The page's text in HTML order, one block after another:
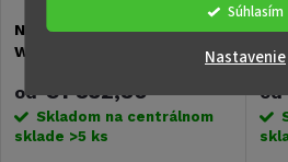
Súhlasím
Nastavenie
Nafukovací predstan
Westfield CERES
od€1 532,50
Skladom na centrálnom
sklade >5 ks
od